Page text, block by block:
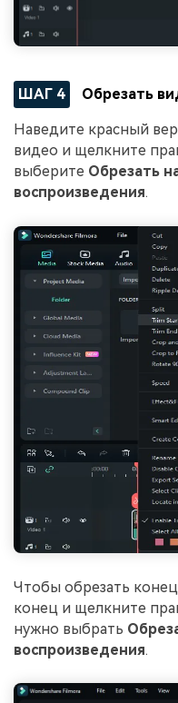
ШАГ 4 Обрезать
Наведите красный
видео и щелкните
выберите Обрезать
воспроизведения.
Чтобы обрезать
конец и щелкните
нужно выбрать
воспроизведения.